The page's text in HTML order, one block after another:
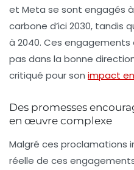
et Meta se sont engagés
carbone d’ici 2030, tandis
à 2040. Ces
pas dans la bonne
critiqué pour son impact
Des promesses
en œuvre complexe
Malgré ces proclamations
réelle de ces